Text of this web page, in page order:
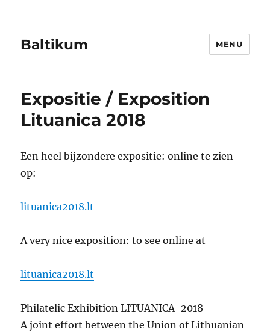
Baltikum MENU
Expositie / Exposition
Lituanica 2018
Een heel bijzondere expositie: online te zien
op:
lituanica2018.lt
A very nice exposition: to see online at
lituanica2018.lt
Philatelic Exhibition LITUANICA-2018
A joint effort between the Union of Lithuanian